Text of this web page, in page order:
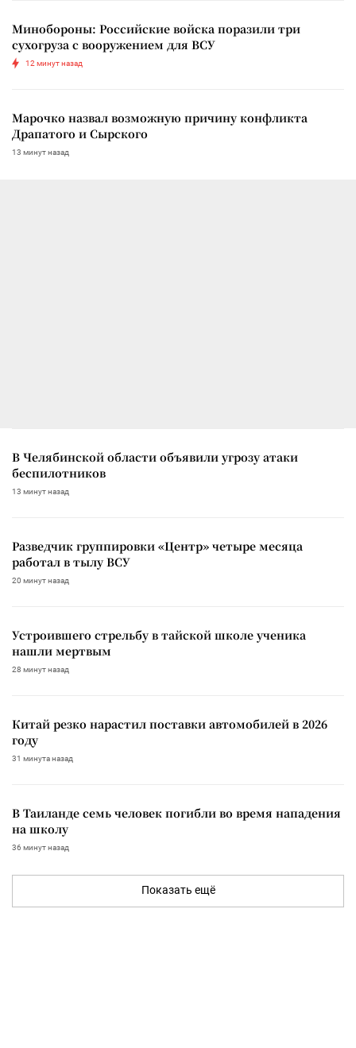
Минобороны: Российские войска поразили три
сухогруза с вооружением для ВСУ
12 минут назад
Марочко назвал возможную причину конфликта
Драпатого и Сырского
13 минут назад
В Челябинской области объявили угрозу атаки
беспилотников
13 минут назад
Разведчик группировки «Центр» четыре месяца
работал в тылу ВСУ
20 минут назад
Устроившего стрельбу в тайской школе ученика
нашли мертвым
28 минут назад
Китай резко нарастил поставки автомобилей в 2026
году
31 минута назад
В Таиланде семь человек погибли во время нападения
на школу
36 минут назад
Показать ещё